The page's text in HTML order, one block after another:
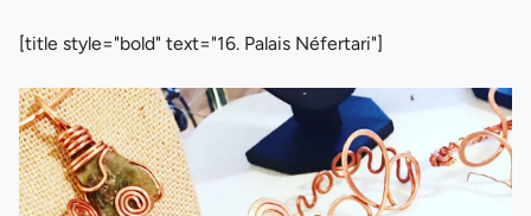
[title style="bold" text="16. Palais Néfertari"]